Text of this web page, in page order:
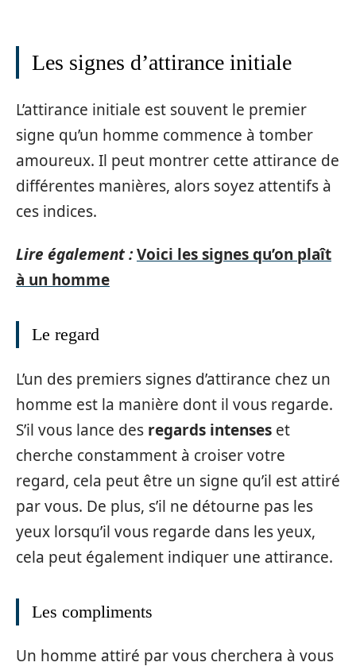
Les signes d’attirance initiale
L’attirance initiale est souvent le premier
signe qu’un homme commence à tomber
amoureux. Il peut montrer cette attirance de
différentes manières, alors soyez attentifs à
ces indices.
Lire également :Voici les signes qu’on plaît
à un homme
Le regard
L’un des premiers signes d’attirance chez un
homme est la manière dont il vous regarde.
S’il vous lance des regards intenses et
cherche constamment à croiser votre
regard, cela peut être un signe qu’il est attiré
par vous. De plus, s’il ne détourne pas les
yeux lorsqu’il vous regarde dans les yeux,
cela peut également indiquer une attirance.
Les compliments
Un homme attiré par vous cherchera à vous